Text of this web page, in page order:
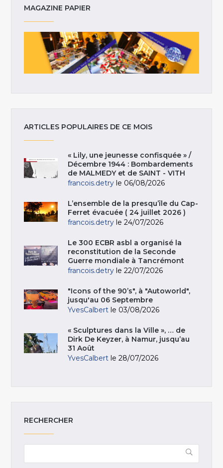
MAGAZINE PAPIER
ARTICLES POPULAIRES DE CE MOIS
« Lily, une jeunesse confisquée » /
Décembre 1944 : Bombardements
de MALMEDY et de SAINT - VITH
francois.detry le 06/08/2026
L’ensemble de la presqu’île du Cap-
Ferret évacuée ( 24 juillet 2026 )
francois.detry le 24/07/2026
Le 300 ECBR asbl a organisé la
reconstitution de la Seconde
Guerre mondiale à Tancrémont
francois.detry le 22/07/2026
"Icons of the 90’s", à "Autoworld",
jusqu'au 06 Septembre
YvesCalbert le 03/08/2026
« Sculptures dans la Ville », … de
Dirk De Keyzer, à Namur, jusqu’au
31 Août
YvesCalbert le 28/07/2026
RECHERCHER